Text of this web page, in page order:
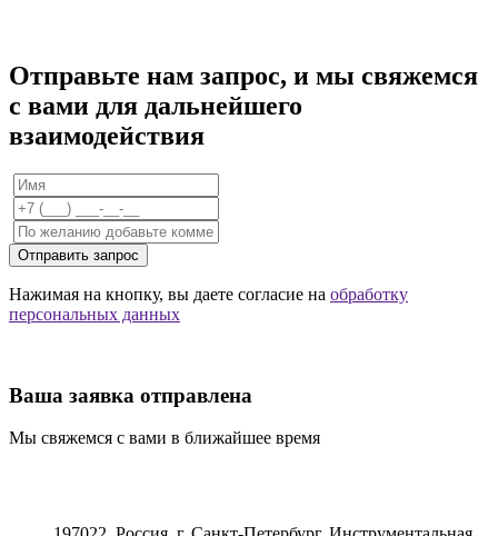
Отправьте нам запрос, и мы свяжемся
с вами для дальнейшего
взаимодействия
Отправить запрос
Нажимая на кнопку, вы даете согласие на обработку
персональных данных
Ваша заявка отправлена
Мы свяжемся с вами в ближайшее время